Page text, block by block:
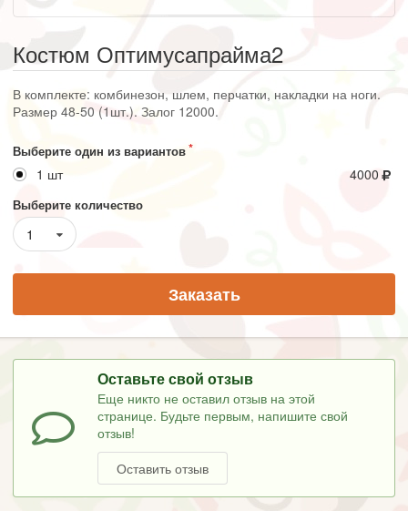
Костюм Оптимусапрайма2
В комплекте: комбинезон, шлем, перчатки, накладки на ноги.
Размер 48-50 (1шт.). Залог 12000.
Выберите один из вариантов
1 шт 4000
Выберите количество
1
Заказать
Оставьте свой отзыв
Еще никто не оставил отзыв на этой
странице. Будьте первым, напишите свой
отзыв!
Оставить отзыв